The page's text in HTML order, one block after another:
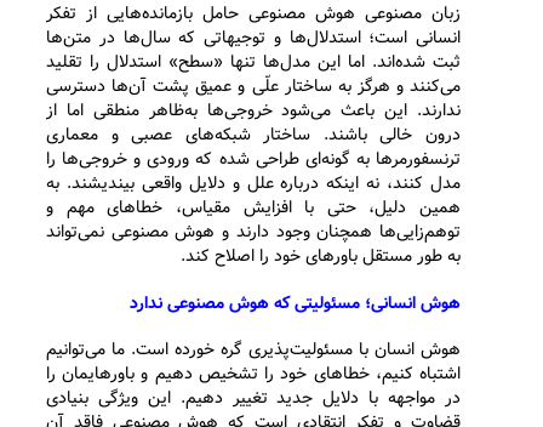
زبان مصنوعی هوش مصنوعی حامل بازمانده‌هایی از تفکر
انسانی است؛ استدلال‌ها و توجیهاتی که سال‌ها در متن‌ها
ثبت شده‌اند. اما این مدل‌ها تنها «سطح» استدلال را تقلید
می‌کنند و هرگز به ساختار علّی و عمیق پشت آن‌ها دسترسی
ندارند. این باعث می‌شود خروجی‌ها به‌ظاهر منطقی اما از
درون خالی باشند. ساختار شبکه‌های عصبی و معماری
ترنسفورمرها به گونه‌ای طراحی شده که ورودی و خروجی‌ها را
مدل کنند، نه اینکه درباره علل و دلایل واقعی بیندیشند. به
همین دلیل، حتی با افزایش مقیاس، خطاهای مهم و
توهم‌زایی‌ها همچنان وجود دارند و هوش مصنوعی نمی‌تواند
به طور مستقل باورهای خود را اصلاح کند.
هوش انسانی؛ مسئولیتی که هوش مصنوعی ندارد
هوش انسان با مسئولیت‌پذیری گره خورده است. ما می‌توانیم
اشتباه کنیم، خطاهای خود را تشخیص دهیم و باورهایمان را
در مواجهه با دلایل جدید تغییر دهیم. این ویژگی بنیادی